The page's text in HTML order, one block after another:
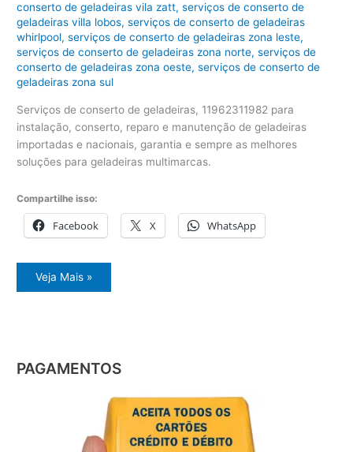
conserto de geladeiras vila zatt,serviços de conserto de
geladeiras villa lobos,serviços de conserto de geladeiras
whirlpool,serviços de conserto de geladeiras zona leste,
serviços de conserto de geladeiras zona norte,serviços de
conserto de geladeiras zona oeste,serviços de conserto de
geladeiras zona sul
Serviços de conserto de geladeiras, 11962311982 para
instalação, conserto, reparo e manutenção de geladeiras
importadas e nacionais, garantia e sempre as melhores
soluções para geladeiras multimarcas.
Compartilhe isso:
Facebook X WhatsApp
Serviços
de
Veja Mais »
PAGAMENTOS